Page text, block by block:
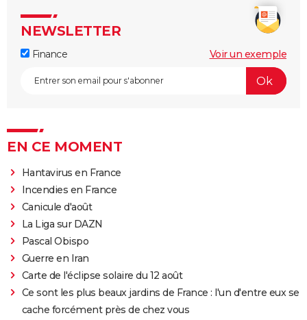
NEWSLETTER
Finance Voir un exemple
EN CE MOMENT
Hantavirus en France
Incendies en France
Canicule d'août
La Liga sur DAZN
Pascal Obispo
Guerre en Iran
Carte de l'éclipse solaire du 12 août
Ce sont les plus beaux jardins de France : l'un d'entre eux se
cache forcément près de chez vous